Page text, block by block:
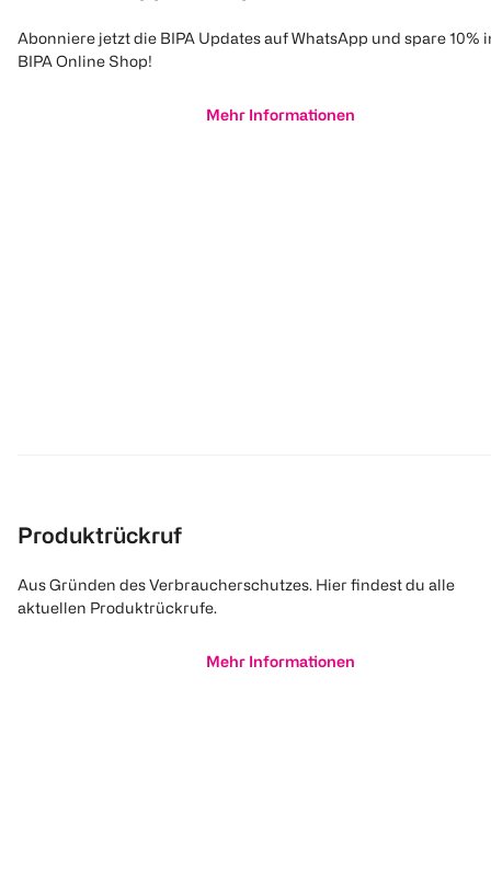
Abonniere jetzt die BIPA Updates auf WhatsApp und spare 10%
BIPA Online Shop!
Mehr Informationen
Produktrückruf
Aus Gründen des Verbraucherschutzes. Hier findest du alle
aktuellen Produktrückrufe.
Mehr Informationen